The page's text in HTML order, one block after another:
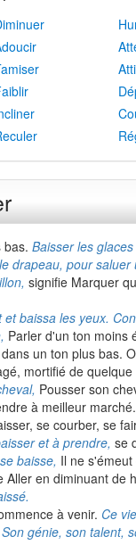
bas. Baisser les
drapeau, pour
signifie Marquer
et baissa les yeux.
Parler d'un ton moins
un ton plus bas.
mortifié de
Pousser son
à meilleur marché.
se courber, se
et à prendre, se
baisse, Il ne
en diminuant de
à venir. Ce
Son génie, son talent,